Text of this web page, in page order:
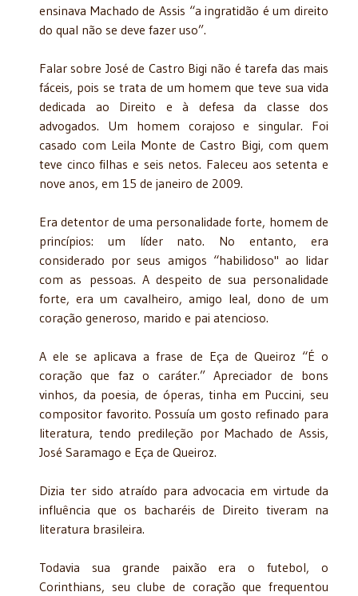
ensinava Machado de Assis “a ingratidão é um direito
do qual não se deve fazer uso”.
Falar sobre José de Castro Bigi não é tarefa das mais
fáceis, pois se trata de um homem que teve sua vida
dedicada ao Direito e à defesa da classe dos
advogados. Um homem corajoso e singular. Foi
casado com Leila Monte de Castro Bigi, com quem
teve cinco filhas e seis netos. Faleceu aos setenta e
nove anos, em 15 de janeiro de 2009.
Era detentor de uma personalidade forte, homem de
princípios: um líder nato. No entanto, era
considerado por seus amigos “habilidoso" ao lidar
com as pessoas. A despeito de sua personalidade
forte, era um cavalheiro, amigo leal, dono de um
coração generoso, marido e pai atencioso.
A ele se aplicava a frase de Eça de Queiroz “É o
coração que faz o caráter.” Apreciador de bons
vinhos, da poesia, de óperas, tinha em Puccini, seu
compositor favorito. Possuía um gosto refinado para
literatura, tendo predileção por Machado de Assis,
José Saramago e Eça de Queiroz.
Dizia ter sido atraído para advocacia em virtude da
influência que os bacharéis de Direito tiveram na
literatura brasileira.
Todavia sua grande paixão era o futebol, o
Corinthians, seu clube de coração que frequentou